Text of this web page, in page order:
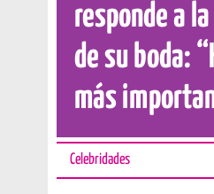
responde a
de su boda:
más
Celebridades